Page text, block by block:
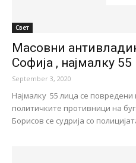
Свет
Масовни
Софија , најмалку
September 3, 2020
Најмалку 55 лица се повредени
политичките противници на
Борисов се судрија со